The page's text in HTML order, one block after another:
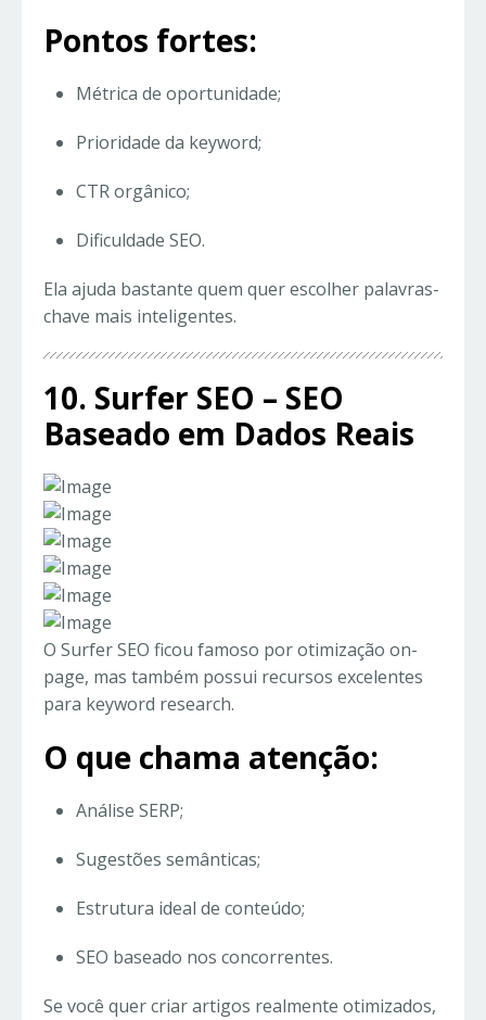
Pontos fortes:
Métrica de oportunidade;
Prioridade da keyword;
CTR orgânico;
Dificuldade SEO.
Ela ajuda bastante quem quer escolher palavras-
chave mais inteligentes.
10. Surfer SEO – SEO
Baseado em Dados Reais
O Surfer SEO ficou famoso por otimização on-
page, mas também possui recursos excelentes
para keyword research.
O que chama atenção:
Análise SERP;
Sugestões semânticas;
Estrutura ideal de conteúdo;
SEO baseado nos concorrentes.
Se você quer criar artigos realmente otimizados,